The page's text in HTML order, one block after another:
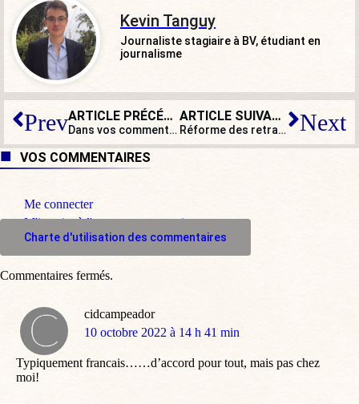
Kevin Tanguy
Journaliste stagiaire à BV, étudiant en
journalisme
Prev ARTICLE PRÉCÉDENT
Dans vos commentaires cette semaine : « Il va nous refaire le coup du « ‘Qu’ils viennent me chercher » »
ARTICLE SUIVANT
Réforme des retraites : Édouard Philippe plus macroniste que Macron ? Next
VOS COMMENTAIRES
Me connecter
M'inscrire à l'espace commentaire
Charte d'utilisation des commentaires
cidcampeador
dit
10 octobre 2022 à 14 h 41 min
Typiquement francais……d’accord pour tout, mais pas chez
moi!
Commentaires fermés.